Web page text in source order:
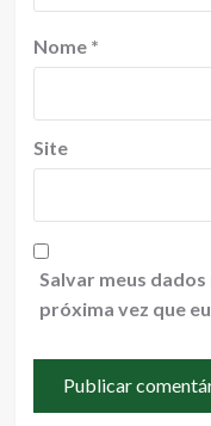
Nome *
Site
Salvar meus
próxima vez que